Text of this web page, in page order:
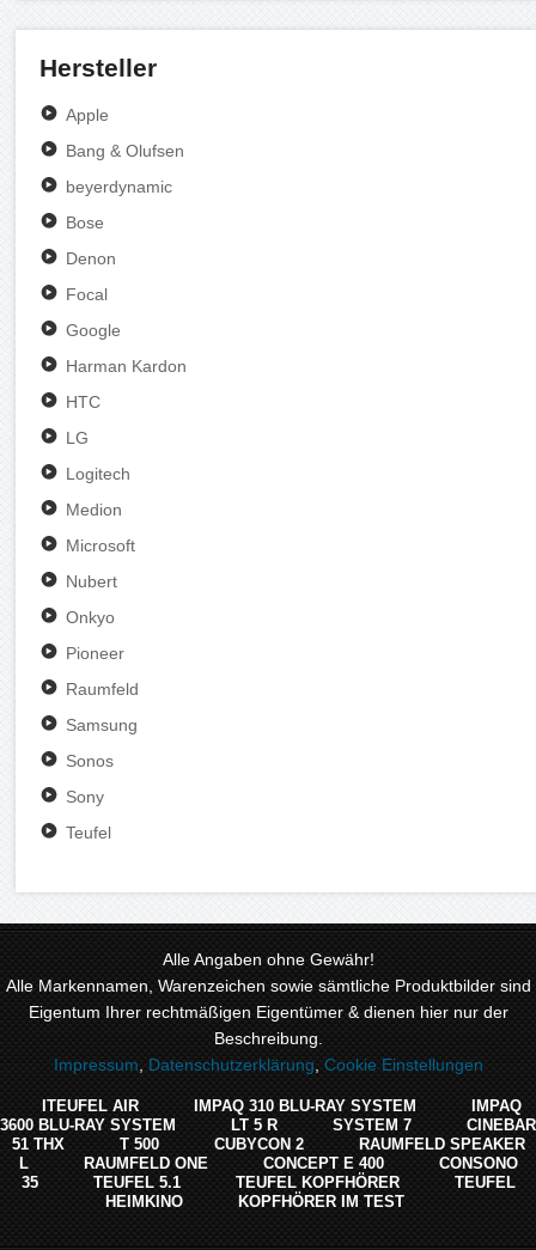
Hersteller
Apple
Bang & Olufsen
beyerdynamic
Bose
Denon
Focal
Google
Harman Kardon
HTC
LG
Logitech
Medion
Microsoft
Nubert
Onkyo
Pioneer
Raumfeld
Samsung
Sonos
Sony
Teufel
Alle Angaben ohne Gewähr!
Alle Markennamen, Warenzeichen sowie sämtliche Produktbilder sind
Eigentum Ihrer rechtmäßigen Eigentümer & dienen hier nur der
Beschreibung.
Impressum
Datenschutzerklärung Cookie Einstellungen
ITEUFEL AIR IMPAQ 310 BLU-RAY SYSTEM
IMPAQ
3600 BLU-RAY SYSTEM
LT 5 R SYSTEM 7
CINEBAR
51 THX
T 500 CUBYCON 2
RAUMFELD SPEAKER
L
RAUMFELD ONE CONCEPT E 400
CONSONO
35
TEUFEL 5.1 TEUFEL KOPFHÖRER
TEUFEL
HEIMKINO
KOPFHÖRER IM TEST